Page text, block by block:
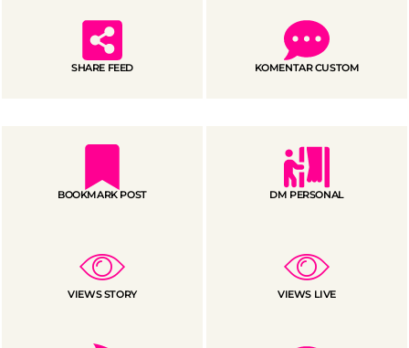
SHARE FEED KOMENTAR CUSTOM
BOOKMARK POST DM PERSONAL
VIEWS STORY VIEWS LIVE